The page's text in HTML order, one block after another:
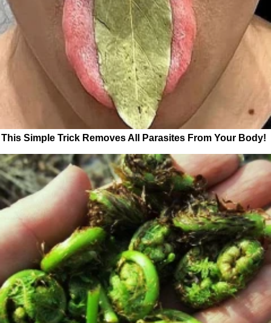
This Simple Trick Removes All Parasites From Your Body!